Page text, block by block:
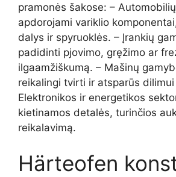
pramonės šakose: –
apdorojami variklio
dalys ir spyruoklės. – Įrankių
padidinti pjovimo, gręžimo ar
ilgaamžiškumą. – Mašinų
reikalingi tvirti ir atsparūs
Elektronikos ir energetikos
kietinamos detalės, turinčios
reikalavimą.
Härteofen